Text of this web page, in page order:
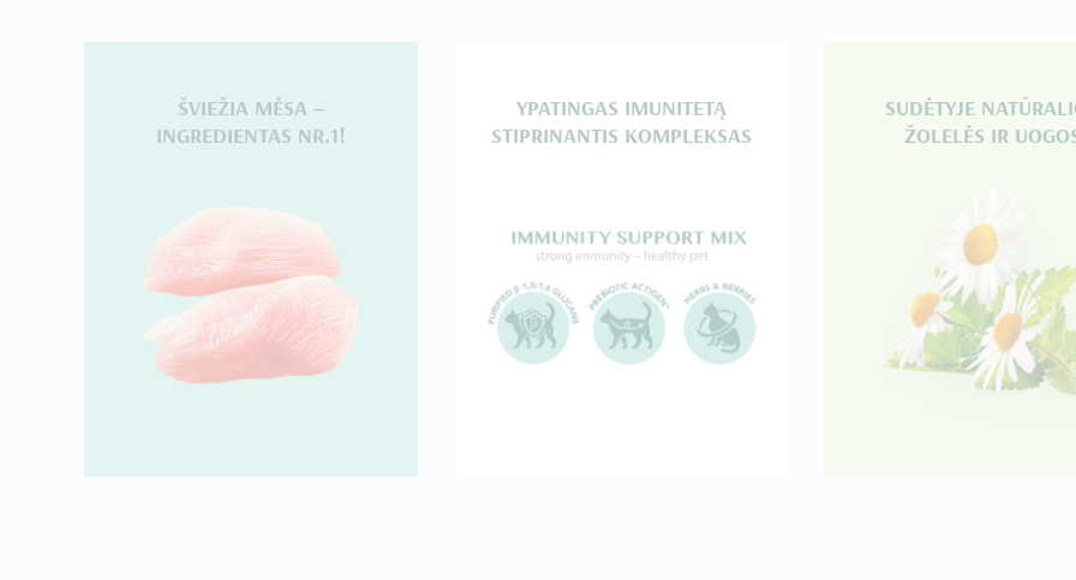
ŠVIEŽIA MĖSA –
INGREDIENTAS NR.1!
YPATINGAS IMUNITETĄ
STIPRINANTIS KOMPLEKSAS
SUDĖTYJE
ŽOLELĖS IR